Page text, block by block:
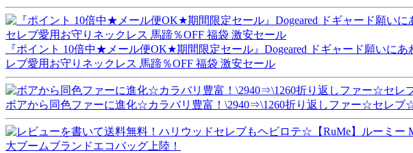
『ポイント 10倍中★メール便OK★期間限定セール』Dogeared ドギャード願いに
レブ愛用お守りネックレス 馬蹄％OFF 福袋 激安セール
ボアから同色ファーに進化☆カラバリ豊富！\2940⇒\1260折り返しファー☆セレブ☆